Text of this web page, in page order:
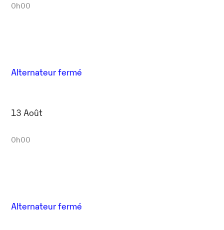
0h00
Alternateur fermé
13 Août
0h00
Alternateur fermé